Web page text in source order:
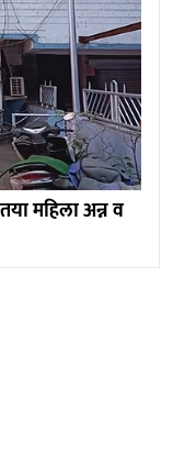
महिला अन्न व